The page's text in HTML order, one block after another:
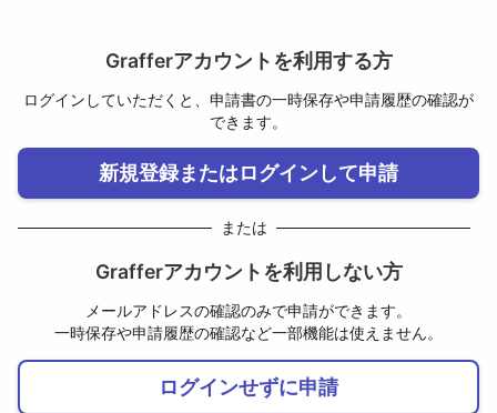
Grafferアカウントを利用する方
ログインしていただくと、申請書の一時保存や申請履歴の確認が
できます。
新規登録またはログインして申請
または
Grafferアカウントを利用しない方
メールアドレスの確認のみで申請ができます。
一時保存や申請履歴の確認など一部機能は使えません。
ログインせずに申請